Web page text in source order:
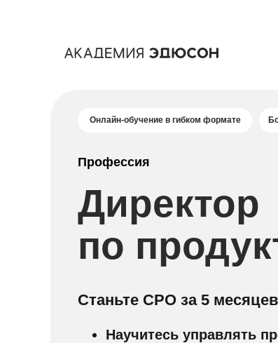
Директор
по
Профессия
Онлайн-обучение в гибком формате
Станьте CPO за 5
Научитесь управлять